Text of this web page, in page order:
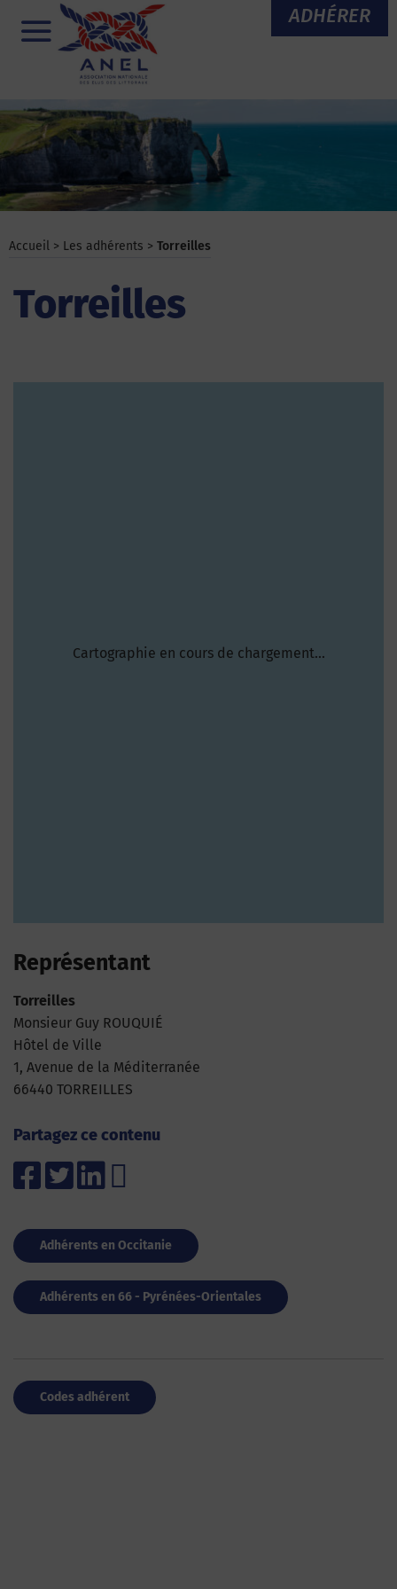
ADHÉRER
Menu
Accueil > Les adhérents > Torreilles
Torreilles
Cartographie en cours de chargement...
Représentant
Torreilles
Monsieur Guy ROUQUIÉ
Hôtel de Ville
1, Avenue de la Méditerranée
66440 TORREILLES
Partagez ce contenu
Adhérents en Occitanie
Adhérents en 66 - Pyrénées-Orientales
Codes adhérent